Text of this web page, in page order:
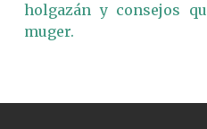
holgazán y consejos
muger.